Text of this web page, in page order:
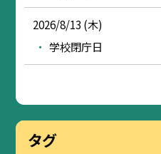
2026/8/13 (木)
学校閉庁日
タグ